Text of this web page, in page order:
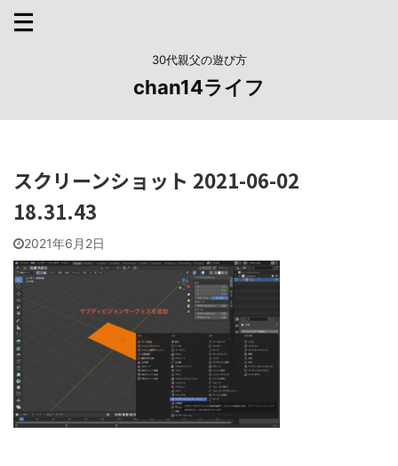
30代親父の遊び方
chan14ライフ
スクリーンショット 2021-06-02
18.31.43
2021年6月2日